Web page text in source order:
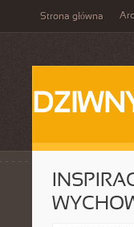
Strona główna